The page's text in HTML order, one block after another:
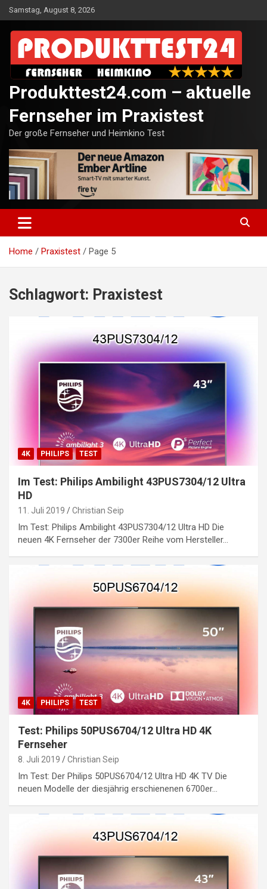
Skip
to
content
Samstag, August 8, 2026
Produkttest24.com – aktuelle
Fernseher im Praxistest
Der große Fernseher und Heimkino Test
Home Praxistest Page 5
Schlagwort: Praxistest
4K PHILIPS TEST
Im Test: Philips Ambilight 43PUS7304/12 Ultra
HD
11. Juli 2019 Christian Seip
Im Test: Philips Ambilight 43PUS7304/12 Ultra HD Die
neuen 4K Fernseher der 7300er Reihe vom Hersteller…
4K PHILIPS TEST
Test: Philips 50PUS6704/12 Ultra HD 4K
Fernseher
8. Juli 2019 Christian Seip
Im Test: Der Philips 50PUS6704/12 Ultra HD 4K TV Die
neuen Modelle der diesjährig erschienenen 6700er…